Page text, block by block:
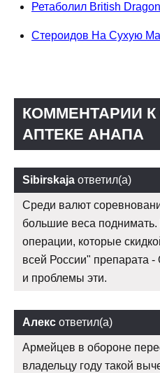
Ретаболил British
Стероидов На Сухую
КОММЕНТАРИИ К
АПТЕКЕ АНАПА
Sibirskaja ответил(а)
Среди валют
большие веса
операции, которые
всей России" препарата
и проблемы эти.
Алекс ответил(а)
Армейцев в обороне
владельцу году такой